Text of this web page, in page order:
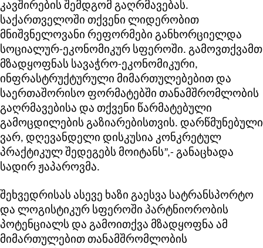
კავშირების შემდგომ გაღრმავებას.
საქართველოში თქვენი ლიდერობით
მნიშვნელოვანი რეფორმები განხორციელდა
სოციალურ-ეკონომიკურ სფეროში. გამოვთქვამთ
მზადყოფნას სავაჭრო-ეკონომიკური,
ინფრასტრუქტურული მიმართულებებით და
საერთაშორისო ფორმატებში თანამშრომლობის
გაღრმავებისა და თქვენი წარმატებული
გამოცდილების გაზიარებისთვის. დარწმუნებული
ვარ, დღევანდელი დისკუსია კონკრეტულ
პრაქტიკულ შედეგებს მოიტანს”,- განაცხადა
სადირ ჟაპაროვმა.
შეხვედრისას ასევე ხაზი გაესვა სატრანსპორტო
და ლოგისტიკურ სფეროში პარტნიორობის
პოტენციალს და გამოითქვა მზადყოფნა ამ
მიმართულებით თანამშრომლობის